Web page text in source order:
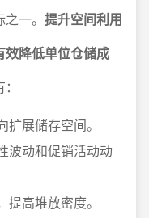
一。 提升空间利用
效降低单位仓储成
展储存空间。
波动和促销活动动
高堆放密度。